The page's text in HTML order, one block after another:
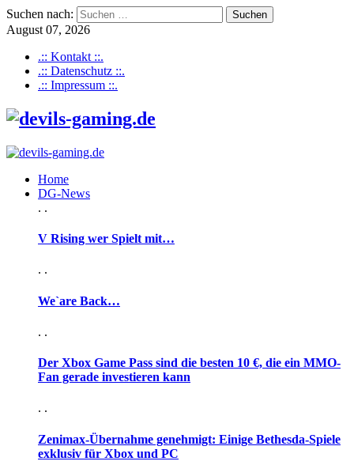
Suchen nach:
August 07, 2026
.:: Kontakt ::.
.:: Datenschutz ::.
.:: Impressum ::.
Home
DG-News
. .
V Rising wer Spielt mit…
. .
We`are Back…
. .
Der Xbox Game Pass sind die besten 10 €, die ein MMO-
Fan gerade investieren kann
. .
Zenimax-Übernahme genehmigt: Einige Bethesda-Spiele
exklusiv für Xbox und PC